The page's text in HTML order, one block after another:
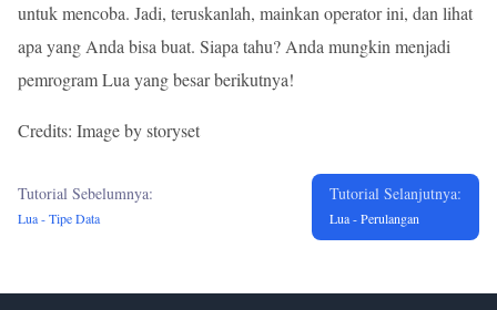
untuk mencoba. Jadi, teruskanlah, mainkan operator ini, dan lihat
apa yang Anda bisa buat. Siapa tahu? Anda mungkin menjadi
pemrogram Lua yang besar berikutnya!
Credits: Image by storyset
Tutorial Sebelumnya:
Lua - Tipe Data
Tutorial Selanjutnya:
Lua - Perulangan